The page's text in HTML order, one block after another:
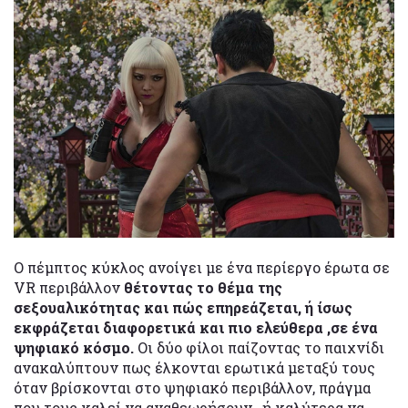
Ο πέμπτος κύκλος ανοίγει με ένα περίεργο έρωτα σε
VR περιβάλλον θέτοντας το θέμα της
σεξουαλικότητας και πώς επηρεάζεται, ή ίσως
εκφράζεται διαφορετικά και πιο ελεύθερα ,σε ένα
ψηφιακό κόσμο. Οι δύο φίλοι παίζοντας το παιχνίδι
ανακαλύπτουν πως έλκονται ερωτικά μεταξύ τους
όταν βρίσκονται στο ψηφιακό περιβάλλον, πράγμα